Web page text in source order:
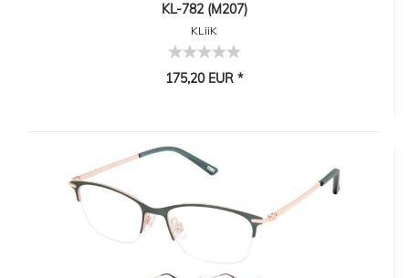
KL-782 (M207)
KLiiK
175,20 EUR *